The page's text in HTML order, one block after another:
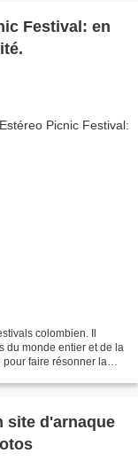
Festival: en
colombien. Il
faire résonner la
site d'arnaque